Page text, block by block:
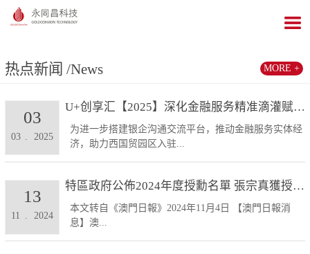
热点新闻 /News
U+创享汇【2025】深化金融服务精准滴灌赋能发展...
为进一步搭建银企沟通交流平台，推动金融服务实体经
济，助力西国贸园区入驻...
03 2025
03
特區政府公佈2024年度授勳名單 張宗真獲授予專業...
本文转自《澳門日報》2024年11月4日 【澳門日報消
息】澳...
11 2024
13
MORE +